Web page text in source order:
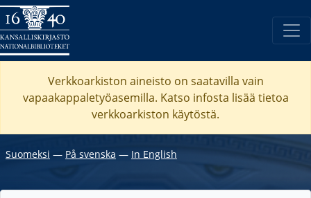
Verkkoarkiston aineisto on saatavilla vain
vapaakappaletyöasemilla. Katso infosta lisää tietoa
verkkoarkiston käytöstä.
Suomeksi ― På svenska ― In English